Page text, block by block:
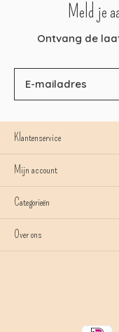
Meld je
Ontvang de
Klantenservice
Mijn account
Categorieën
Over ons